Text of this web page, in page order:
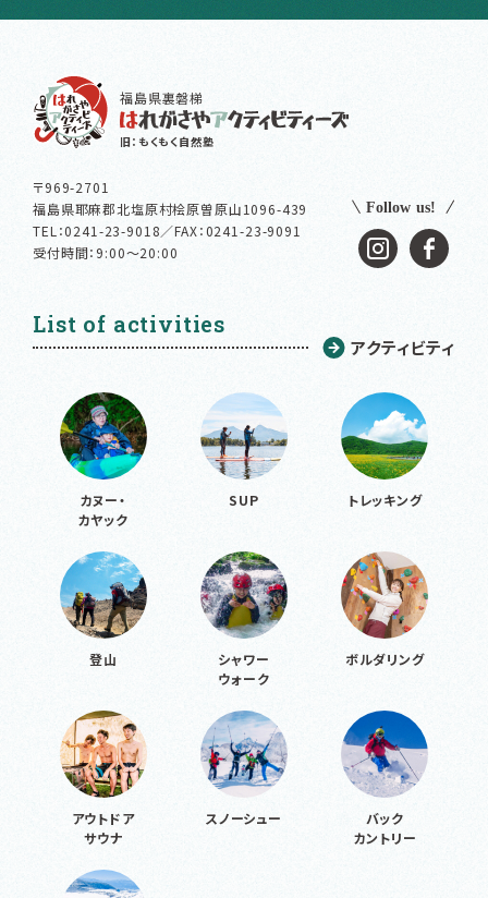
福島県裏磐梯
旧：もくもく自然塾
〒969-2701
福島県耶麻郡北塩原村桧原曽原山1096-439
TEL：0241-23-9018／FAX：0241-23-9091
受付時間：9:00～20:00
List of activities
アクティビティ
カヌー・
カヤック
SUP トレッキング
登山
シャワー
ウォーク
ボルダリング
アウトドア
サウナ
スノーシュー
バック
カントリー